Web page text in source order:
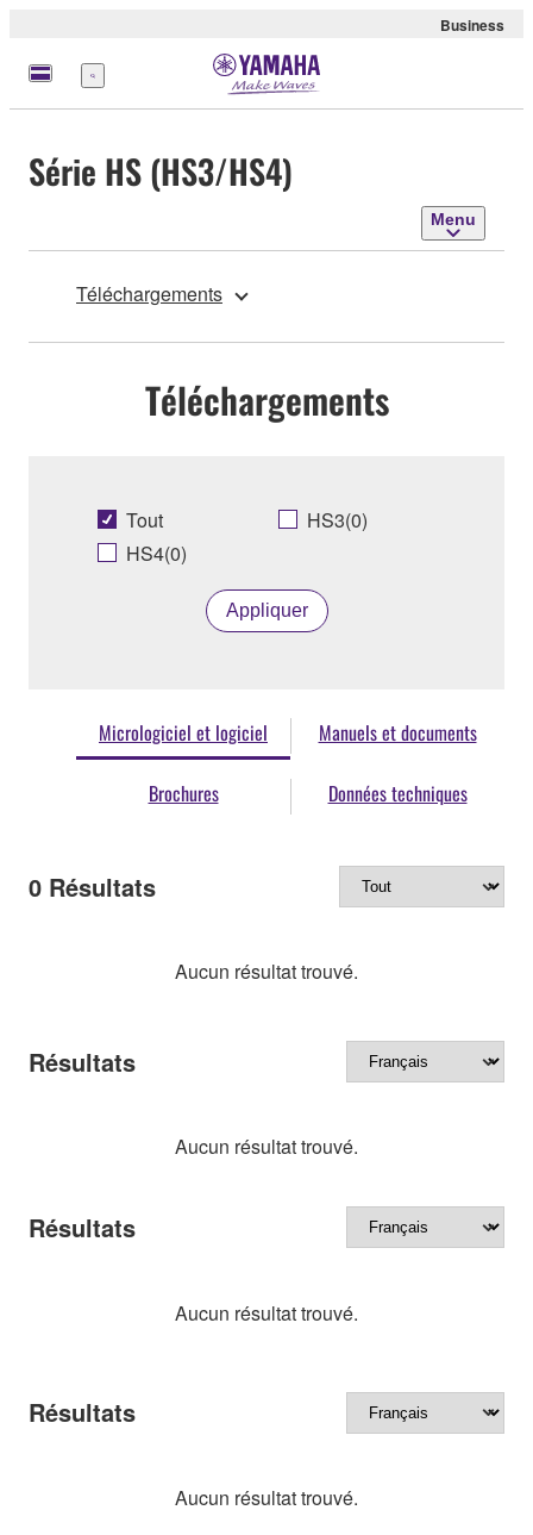
Business
Menu
Série HS (HS3/HS4)
Menu
Téléchargements
Téléchargements
Tout
HS3(0)
HS4(0)
Appliquer
Micrologiciel et logiciel Manuels et documents
Brochures Données techniques
0 Résultats
Aucun résultat trouvé.
Résultats
Aucun résultat trouvé.
Résultats
Aucun résultat trouvé.
Résultats
Aucun résultat trouvé.